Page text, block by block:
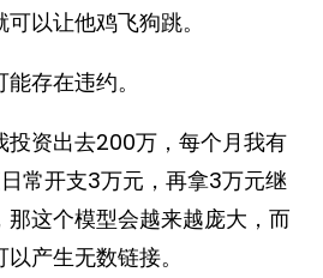
以让他鸡飞狗跳。
存在违约。
投资出去200万，每个月我有
常开支3万元，再拿3万元继
这个模型会越来越庞大，而
产生无数链接。